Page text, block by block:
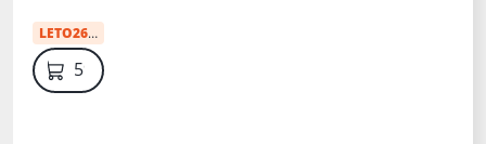
přednášk
y,
vzpomínk
y]
neautorská
dedikaceLETO26
:41 Kč
59 Kč